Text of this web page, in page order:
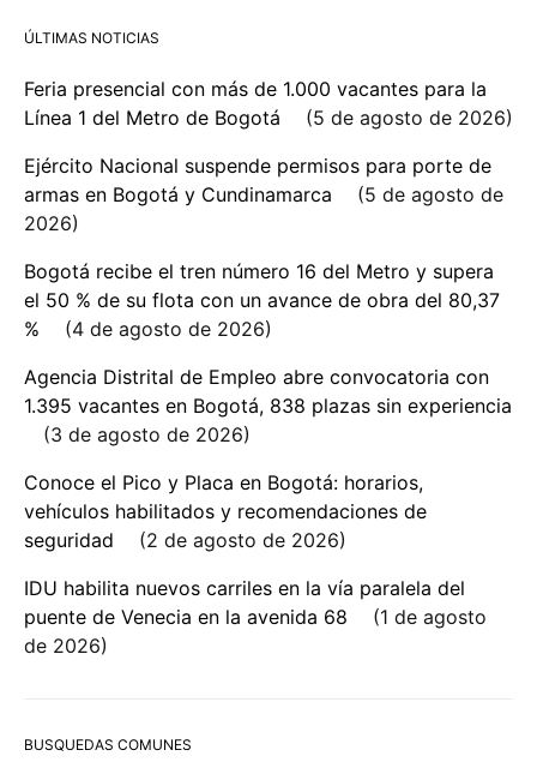
ÚLTIMAS NOTICIAS
Feria presencial con más de 1.000 vacantes para la
Línea 1 del Metro de Bogotá
5 de agosto de 2026
Ejército Nacional suspende permisos para porte de
armas en Bogotá y Cundinamarca
5 de agosto de
2026
Bogotá recibe el tren número 16 del Metro y supera
el 50 % de su flota con un avance de obra del 80,37
%
4 de agosto de 2026
Agencia Distrital de Empleo abre convocatoria con
1.395 vacantes en Bogotá, 838 plazas sin experiencia
3 de agosto de 2026
Conoce el Pico y Placa en Bogotá: horarios,
vehículos habilitados y recomendaciones de
seguridad
2 de agosto de 2026
IDU habilita nuevos carriles en la vía paralela del
puente de Venecia en la avenida 68
1 de agosto
de 2026
BUSQUEDAS COMUNES